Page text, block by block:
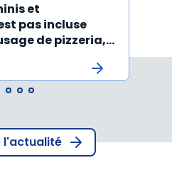
et
pas incluse
de pizzeria,
l'actualité